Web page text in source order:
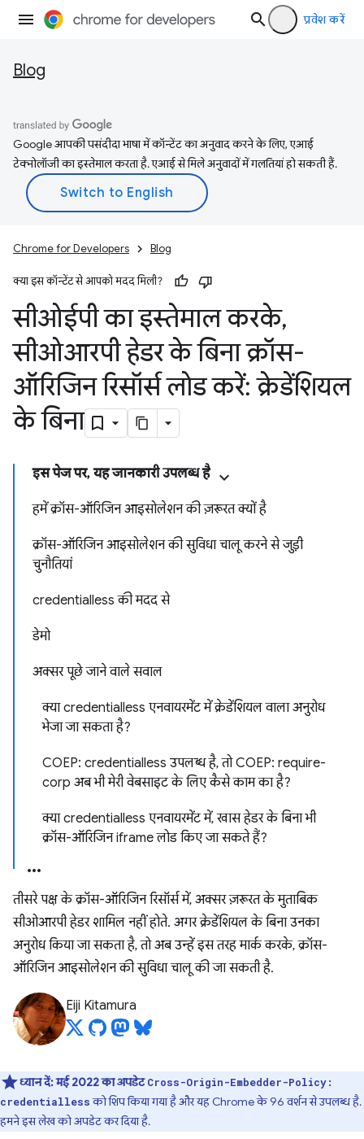
प्रवेश करें
Blog
Google आपकी पसंदीदा भाषा में कॉन्टेंट का अनुवाद करने के लिए, एआई
टेक्नोलॉजी का इस्तेमाल करता है. एआई से मिले अनुवादों में गलतियां हो सकती हैं.
Chrome for Developers Blog
क्या इस कॉन्टेंट से आपको मदद मिली?
सीओईपी का इस्तेमाल करके,
सीओआरपी हेडर के बिना क्रॉस-
ऑरिजिन रिसॉर्स लोड करें: क्रेडेंशियल
के बिना
इस पेज पर, यह जानकारी उपलब्ध है
हमें क्रॉस-ऑरिजिन आइसोलेशन की ज़रूरत क्यों है
क्रॉस-ऑरिजिन आइसोलेशन की सुविधा चालू करने से जुड़ी
चुनौतियां
credentialless की मदद से
डेमो
अक्सर पूछे जाने वाले सवाल
क्या credentialless एनवायरमेंट में क्रेडेंशियल वाला अनुरोध
भेजा जा सकता है?
COEP: credentialless उपलब्ध है, तो COEP: require-
corp अब भी मेरी वेबसाइट के लिए कैसे काम का है?
क्या credentialless एनवायरमेंट में, खास हेडर के बिना भी
क्रॉस-ऑरिजिन iframe लोड किए जा सकते हैं?
तीसरे पक्ष के क्रॉस-ऑरिजिन रिसॉर्स में, अक्सर ज़रूरत के मुताबिक
सीओआरपी हेडर शामिल नहीं होते. अगर क्रेडेंशियल के बिना उनका
अनुरोध किया जा सकता है, तो अब उन्हें इस तरह मार्क करके, क्रॉस-
ऑरिजिन आइसोलेशन की सुविधा चालू की जा सकती है.
Eiji Kitamura
ध्यान दें:मई 2022 का अपडेट Cross-Origin-Embedder-Policy:
credentiallessको शिप किया गया है और यह Chrome के 96 वर्शन से उपलब्ध है.
हमने इस लेख को अपडेट कर दिया है.